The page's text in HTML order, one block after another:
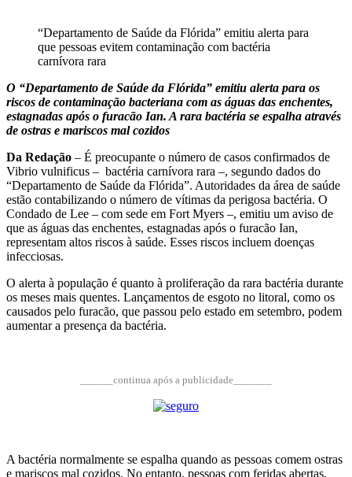
“Departamento de Saúde da Flórida” emitiu alerta para
que pessoas evitem contaminação com bactéria
carnívora rara
O “Departamento de Saúde da Flórida” emitiu alerta para os
riscos de contaminação bacteriana com as águas das enchentes,
estagnadas após o furacão Ian. A rara bactéria se espalha através
de ostras e mariscos mal cozidos
Da Redação – É preocupante o número de casos confirmados de
Vibrio vulnificus – bactéria carnívora rara –, segundo dados do
“Departamento de Saúde da Flórida”. Autoridades da área de saúde
estão contabilizando o número de vítimas da perigosa bactéria. O
Condado de Lee – com sede em Fort Myers –, emitiu um aviso de
que as águas das enchentes, estagnadas após o furacão Ian,
representam altos riscos à saúde. Esses riscos incluem doenças
infecciosas.
O alerta à população é quanto à proliferação da rara bactéria durante
os meses mais quentes. Lançamentos de esgoto no litoral, como os
causados ​​pelo furacão, que passou pelo estado em setembro, podem
aumentar a presença da bactéria.
______continua após a publicidade_______
A bactéria normalmente se espalha quando as pessoas comem ostras
e mariscos mal cozidos. No entanto, pessoas com feridas abertas,